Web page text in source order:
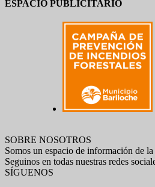
ESPACIO PUBLICITARIO
SOBRE NOSOTROS
Somos un espacio de información de
Seguinos en todas nuestras redes
SÍGUENOS